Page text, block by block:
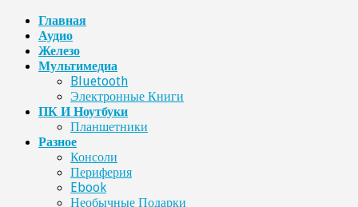
Главная
Аудио
Железо
Мультимедиа
Bluetooth
Электронные Книги
ПК И Ноутбуки
Планшетники
Разное
Консоли
Периферия
Ebook
Необычные Подарки